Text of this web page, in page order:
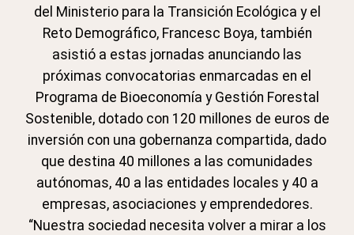
del Ministerio para la Transición Ecológica y el
Reto Demográfico, Francesc Boya, también
asistió a estas jornadas anunciando las
próximas convocatorias enmarcadas en el
Programa de Bioeconomía y Gestión Forestal
Sostenible, dotado con 120 millones de euros de
inversión con una gobernanza compartida, dado
que destina 40 millones a las comunidades
autónomas, 40 a las entidades locales y 40 a
empresas, asociaciones y emprendedores.
“Nuestra sociedad necesita volver a mirar a los